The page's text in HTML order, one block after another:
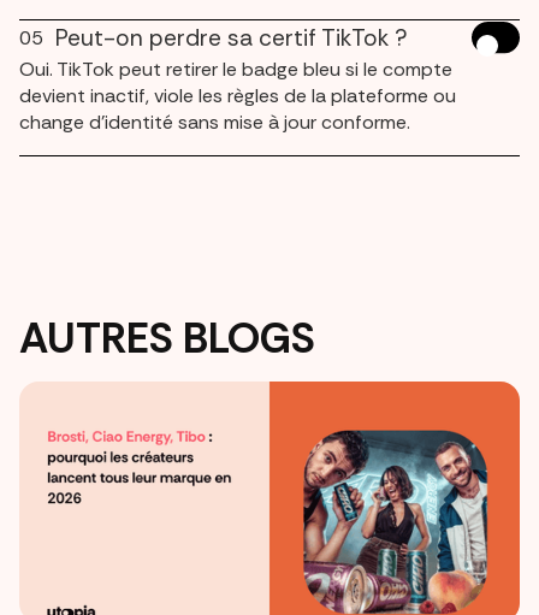
05 Peut-on perdre sa certif TikTok ?
Oui. TikTok peut retirer le badge bleu si le compte
devient inactif, viole les règles de la plateforme ou
change d’identité sans mise à jour conforme.
AUTRES BLOGS